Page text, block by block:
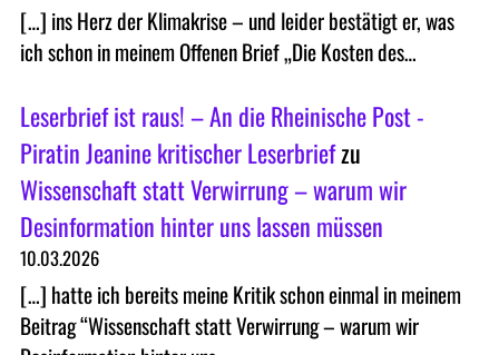
[…] ins Herz der Klimakrise – und leider bestätigt er, was
ich schon in meinem Offenen Brief „Die Kosten des…
Leserbrief ist raus! – An die Rheinische Post -
Piratin Jeanine kritischer Leserbriefzu
Wissenschaft statt Verwirrung – warum wir
Desinformation hinter uns lassen müssen
10.03.2026
[…] hatte ich bereits meine Kritik schon einmal in meinem
Beitrag “Wissenschaft statt Verwirrung – warum wir